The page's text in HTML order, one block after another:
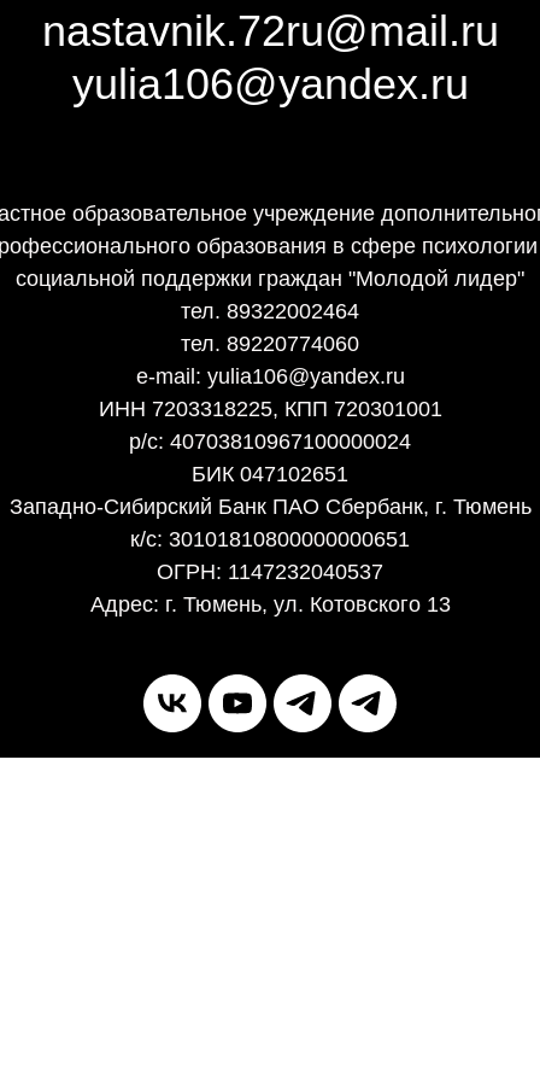
nastavnik.72ru@mail.ru
yulia106@yandex.ru
образовательное учреждение
образования в сфере
социальной поддержки граждан "Молодой лидер"
тел. 89322002464
тел. 89220774060
e-mail: yulia106@yandex.ru
ИНН 7203318225, КПП 720301001
р/с: 40703810967100000024
БИК 047102651
Западно-Сибирский Банк ПАО Сбербанк, г. Тюмень
к/с: 30101810800000000651
ОГРН: 1147232040537
Адрес: г. Тюмень, ул. Котовского 13